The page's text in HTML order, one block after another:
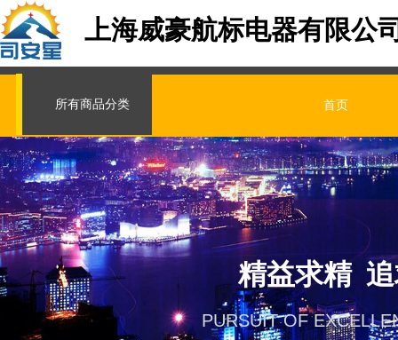
上海威豪航标电器有限公
所有商品分类 首页
精益求精
PURSUIT OF